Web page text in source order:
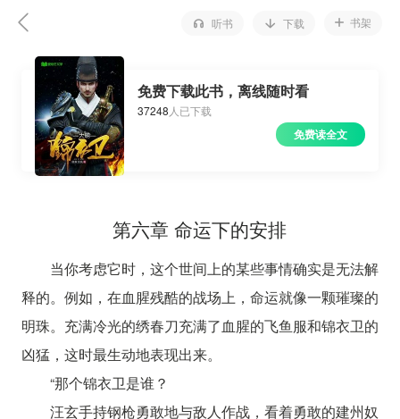
听书 下载 书架
免费下载此书，离线随时看
37248 人已下载
免费读全文
第六章 命运下的安排
当你考虑它时，这个世间上的某些事情确实是无法解
释的。例如，在血腥残酷的战场上，命运就像一颗璀璨的
明珠。充满冷光的绣春刀充满了血腥的飞鱼服和锦衣卫的
凶猛，这时最生动地表现出来。
“那个锦衣卫是谁？
汪玄手持钢枪勇敢地与敌人作战，看着勇敢的建州奴